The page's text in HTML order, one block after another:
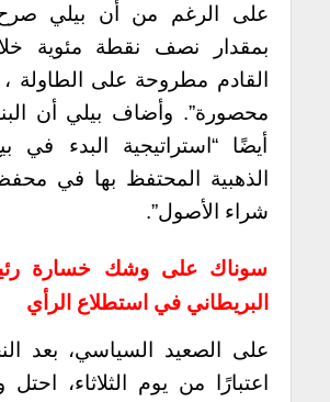
على الرغم من أن بيلي صرح
بمقدار نصف نقطة مئوية
القادم مطروحة على الطاولة ،
محصورة”. وأضاف بيلي أن
أيضًا “استراتيجية البدء في
الذهبية المحتفظ بها في
شراء الأصول”.
سوناك على وشك خسارة
البريطاني في استطلاع الرأي
على الصعيد السياسي، بعد
اعتبارًا من يوم الثلاثاء، احتل